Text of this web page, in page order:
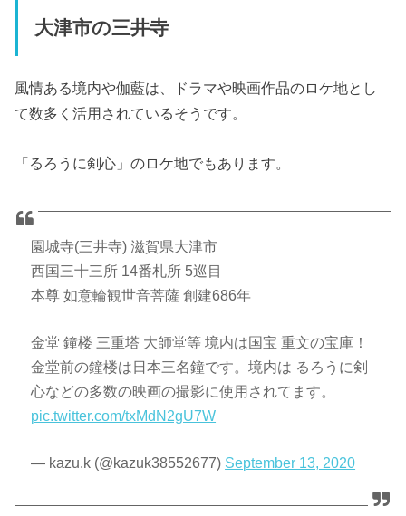
大津市の三井寺
風情ある境内や伽藍は、ドラマや映画作品のロケ地とし
て数多く活用されているそうです。
「るろうに剣心」のロケ地でもあります。
園城寺(三井寺) 滋賀県大津市
西国三十三所 14番札所 5巡目
本尊 如意輪観世音菩薩 創建686年
金堂 鐘楼 三重塔 大師堂等 境内は国宝 重文の宝庫！
金堂前の鐘楼は日本三名鐘です。境内は るろうに剣
心などの多数の映画の撮影に使用されてます。
pic.twitter.com/txMdN2gU7W
— kazu.k (@kazuk38552677) September 13, 2020